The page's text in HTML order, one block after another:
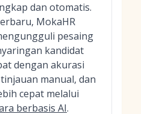
dan otomatis.
MokaHR
pesaing
kandidat
dengan akurasi
manual, dan
cepat melalui
berbasis AI.